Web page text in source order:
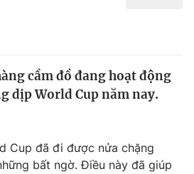
cầm đồ đang hoạt động
dịp World Cup năm nay.
Cup đã đi được nửa chặng
bất ngờ. Điều này đã giúp